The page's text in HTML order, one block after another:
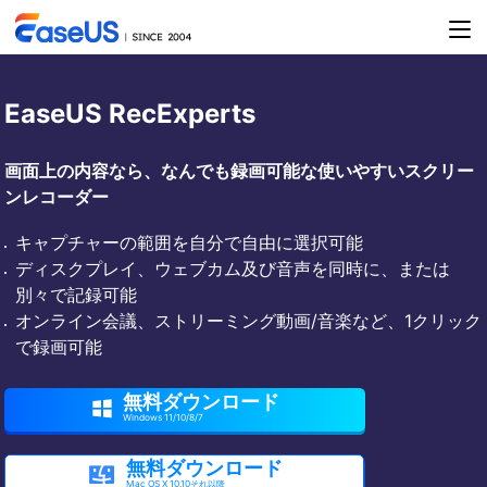
EaseUS RecExperts
画面上の内容なら、なんでも録画可能な使いやすいスクリー
ンレコーダー
キャプチャーの範囲を自分で自由に選択可能
ディスクプレイ、ウェブカム及び音声を同時に、または
別々で記録可能
オンライン会議、ストリーミング動画/音楽など、1クリック
で録画可能
 無料ダウンロード
Windows 11/10/8/7
 無料ダウンロード
Mac OS X 10.10それ以降